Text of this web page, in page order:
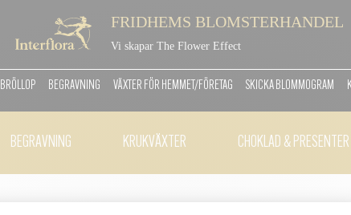
FRIDHEMS BLOMSTERHANDEL
Vi skapar The Flower Effect
BRÖLLOP BEGRAVNING VÄXTER FÖR HEMMET/FÖRETAG SKICKA BLOMMOGRAM
BEGRAVNING KRUKVÄXTER CHOKLAD & PRESENTER